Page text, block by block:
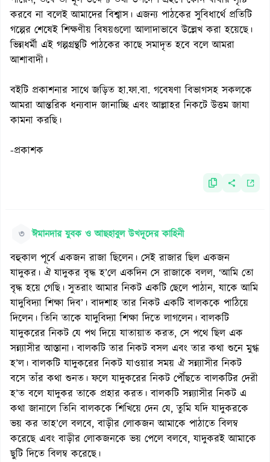
করবে না বলেই আমাদের বিশ্বাস। এজন্য পাঠকের সুবিধার্থে প্রতিটি
গল্পের শেষেই শিক্ষণীয় বিষয়গুলো আলাদাভাবে উল্লেখ করা হয়েছে।
ভিন্নধর্মী এই গল্পগ্রন্থটি পাঠকের কাছে সমাদৃত হবে বলে আমরা
আশাবাদী।
বইটি প্রকাশনার সাথে জড়িত হা.ফা.বা. গবেষণা বিভাগসহ সকলকে
আমরা আন্তরিক ধন্যবাদ জানাচ্ছি এবং আল্লাহর নিকটে উত্তম জাযা
কামনা করছি।
-প্রকাশক
৩ ঈমানদার যুবক ও আছহাবুল উখদূদের কাহিনী
বহুকাল পূর্বে একজন রাজা ছিলেন। সেই রাজার ছিল একজন
যাদুকর। ঐ যাদুকর বৃদ্ধ হ’লে একদিন সে রাজাকে বলল, ‘আমি তো
বৃদ্ধ হয়ে গেছি। সুতরাং আমার নিকট একটি ছেলে পাঠান, যাকে আমি
যাদুবিদ্যা শিক্ষা দিব’। বাদশাহ তার নিকট একটি বালককে পাঠিয়ে
দিলেন। তিনি তাকে যাদুবিদ্যা শিক্ষা দিতে লাগলেন। বালকটি
যাদুকরের নিকট যে পথ দিয়ে যাতায়াত করত, সে পথে ছিল এক
সন্ন্যাসীর আস্তানা। বালকটি তার নিকট বসল এবং তার কথা শুনে মুগ্ধ
হ’ল। বালকটি যাদুকরের নিকট যাওয়ার সময় ঐ সন্ন্যাসীর নিকট
বসে তাঁর কথা শুনত। ফলে যাদুকরের নিকট পৌঁছতে বালকটির দেরী
হ’ত বলে যাদুকর তাকে প্রহার করত। বালকটি সন্ন্যাসীর নিকট এ
কথা জানালে তিনি বালককে শিখিয়ে দেন যে, তুমি যদি যাদুকরকে
ভয় কর তাহ’লে বলবে, বাড়ীর লোকজন আমাকে পাঠাতে বিলম্ব
করেছে এবং বাড়ীর লোকজনকে ভয় পেলে বলবে, যাদুকরই আমাকে
ছুটি দিতে বিলম্ব করেছে।